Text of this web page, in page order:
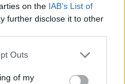
on the IAB’s List of
further disclose it to other
Outs
of my